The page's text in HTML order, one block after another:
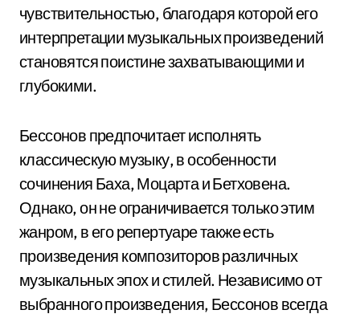
чувствительностью, благодаря которой его
интерпретации музыкальных произведений
становятся поистине захватывающими и
глубокими.
Бессонов предпочитает исполнять
классическую музыку, в особенности
сочинения Баха, Моцарта и Бетховена.
Однако, он не ограничивается только этим
жанром, в его репертуаре также есть
произведения композиторов различных
музыкальных эпох и стилей. Независимо от
выбранного произведения, Бессонов всегда